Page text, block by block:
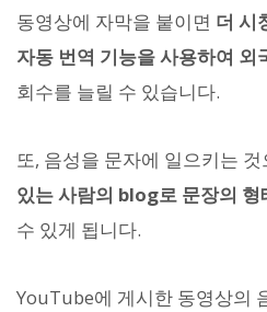
동영상에 자막을 붙이면 더 시
자동 번역 기능을 사용하여 외
회수를 늘릴 수 있습니다.
또, 음성을 문자에 일으키는 것
있는 사람의 blog로 문장의 형
수 있게 됩니다.
YouTube에 게시한 동영상의